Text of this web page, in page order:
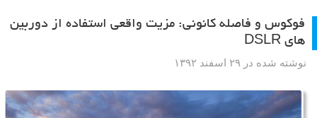
فوکوس و فاصله کانونی: مزیت واقعی استفاده از دوربین
های DSLR
نوشته شده در ۲۹ اسفند ۱۳۹۲